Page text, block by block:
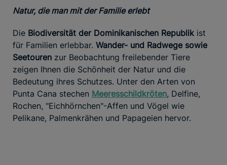
Natur, die man mit der Familie erlebt
Die Biodiversität der Dominikanischen Republik ist
für Familien erlebbar. Wander- und Radwege sowie
Seetouren zur Beobachtung freilebender Tiere
zeigen Ihnen die Schönheit der Natur und die
Bedeutung ihres Schutzes. Unter den Arten von
Punta Cana stechen Meeresschildkröten, Delfine,
Rochen, "Eichhörnchen"-Affen und Vögel wie
Pelikane, Palmenkrähen und Papageien hervor.